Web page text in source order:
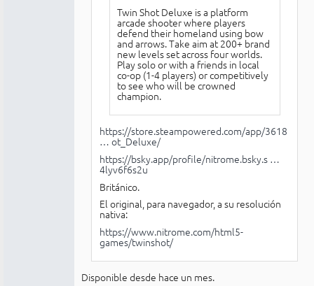
Twin Shot Deluxe is a platform
arcade shooter where players
defend their homeland using bow
and arrows. Take aim at 200+ brand
new levels set across four worlds.
Play solo or with a friends in local
co-op (1-4 players) or competitively
to see who will be crowned
champion.
https://store.steampowered.com/app/3618
… ot_Deluxe/
https://bsky.app/profile/nitrome.bsky.s …
4lyv6f6s2u
Británico.
El original, para navegador, a su resolución
nativa:
https://www.nitrome.com/html5-
games/twinshot/
Disponible desde hace un mes.